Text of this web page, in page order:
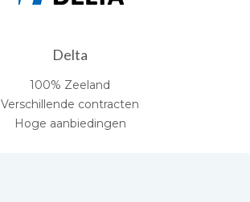
Delta
100% Zeeland
Verschillende contracten
Hoge aanbiedingen